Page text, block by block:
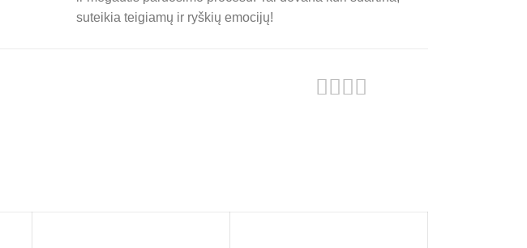
suteikia teigiamų ir ryškių emocijų!